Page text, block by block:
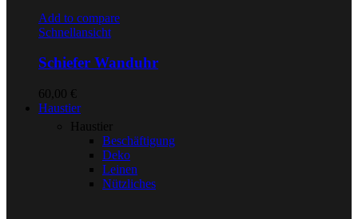
Add to compare
Schnellansicht
Schiefer Wanduhr
60,00 €
Haustier
Haustier
Beschäftigung
Deko
Leinen
Nützliches